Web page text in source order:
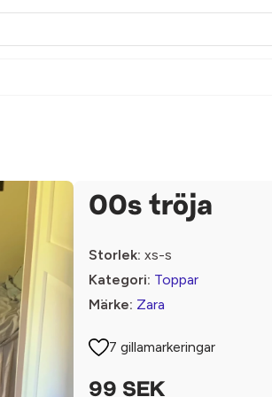
00s tröja
Storlek: xs-s
Kategori: Toppar
Märke: Zara
7 gillamarkeringar
99 SEK